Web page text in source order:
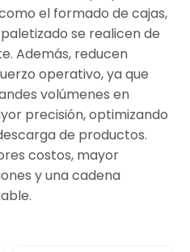
el formado de cajas,
se realicen de
Además, reducen
operativo, ya que
volúmenes en
precisión, optimizando
de productos.
costos, mayor
y una cadena